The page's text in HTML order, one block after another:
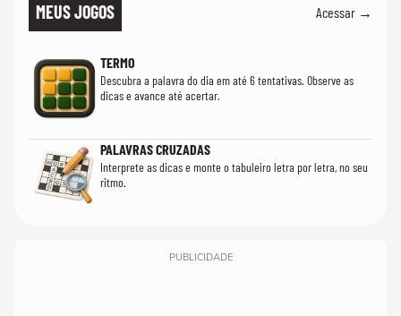
MEUS JOGOS Acessar →
TERMO
Descubra a palavra do dia em até 6 tentativas. Observe as
dicas e avance até acertar.
PALAVRAS CRUZADAS
Interprete as dicas e monte o tabuleiro letra por letra, no seu
ritmo.
PUBLICIDADE